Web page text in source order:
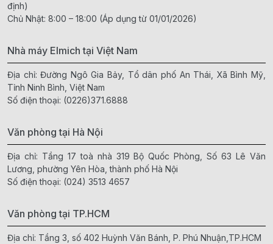
định)
Chủ Nhật: 8:00 – 18:00 (Áp dụng từ 01/01/2026)
Nhà máy Elmich tại Việt Nam
Địa chỉ: Đường Ngô Gia Bảy, Tổ dân phố An Thái, Xã Bình Mỹ,
Tỉnh Ninh Bình, Việt Nam
Số điện thoại: (0226)371.6888
Văn phòng tại Hà Nội
Địa chỉ: Tầng 17 toà nhà 319 Bộ Quốc Phòng, Số 63 Lê Văn
Lương, phường Yên Hòa, thành phố Hà Nội
Số điện thoại: (024) 3513 4657
Văn phòng tại TP.HCM
Địa chỉ: Tầng 3, số 402 Huỳnh Văn Bánh, P. Phú Nhuận,TP.HCM